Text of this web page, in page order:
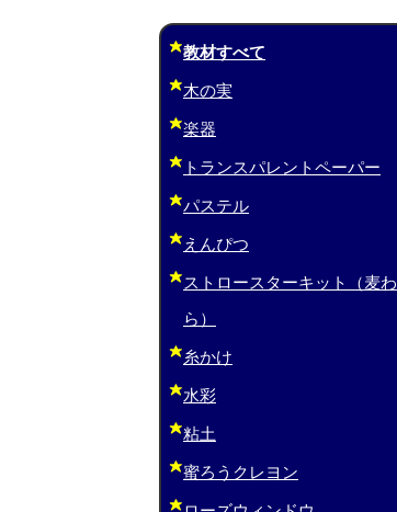
教材すべて
木の実
楽器
トランスパレントペーパー
パステル
えんぴつ
ストロースターキット（麦わ
ら）
糸かけ
水彩
粘土
蜜ろうクレヨン